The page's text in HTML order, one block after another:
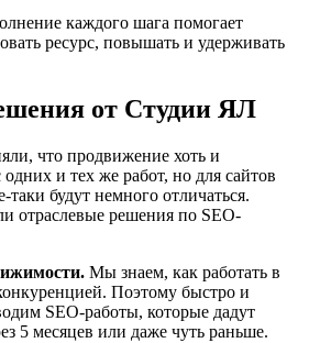
каждого шага помогает
ресурс, повышать и удерживать
от Студии ЯЛ
что продвижение хоть и
и тех же работ, но для сайтов
будут немного отличаться.
отраслевые решения по SEO-
Мы знаем, как работать в
Поэтому быстро и
SEO-работы, которые дадут
5 месяцев или даже чуть раньше.